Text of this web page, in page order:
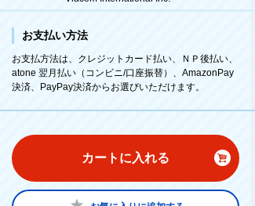
お支払い方法
お支払方法は、クレジットカード払い、ＮＰ後払い、
atone 翌月払い（コンビニ/口座振替）、AmazonPay
決済、PayPay決済からお選びいただけます。
カートに入れる